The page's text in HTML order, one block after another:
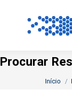
Procurar
Você
Início